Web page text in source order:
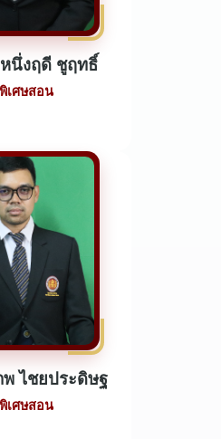
นึ่งฤดี ชูฤทธิ์
เศษสอน
ไชยประดิษฐ
เศษสอน